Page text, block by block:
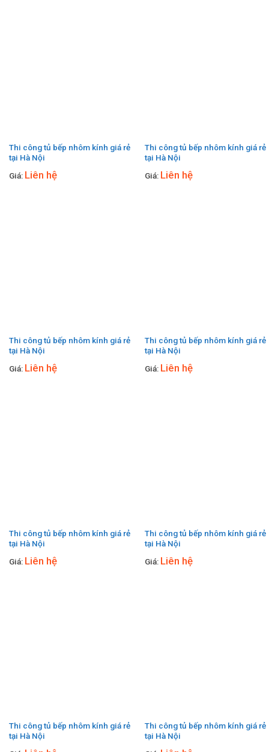
Thi công tủ bếp nhôm kính giá rẻ
tại Hà Nội
Giá: Liên hệ
Thi công tủ bếp nhôm kính giá rẻ
tại Hà Nội
Giá: Liên hệ
Thi công tủ bếp nhôm kính giá rẻ
tại Hà Nội
Giá: Liên hệ
Thi công tủ bếp nhôm kính giá rẻ
tại Hà Nội
Giá: Liên hệ
Thi công tủ bếp nhôm kính giá rẻ
tại Hà Nội
Giá: Liên hệ
Thi công tủ bếp nhôm kính giá rẻ
tại Hà Nội
Giá: Liên hệ
Thi công tủ bếp nhôm kính giá rẻ
tại Hà Nội
Thi công tủ bếp nhôm kính giá rẻ
tại Hà Nội